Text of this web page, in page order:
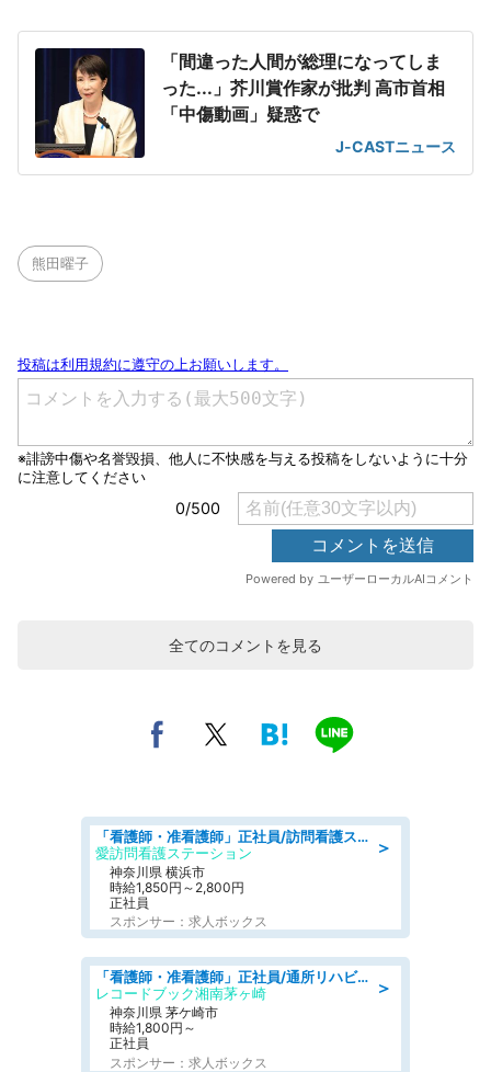
「間違った人間が総理になってしま
った...」芥川賞作家が批判 高市首相
「中傷動画」疑惑で
J-CASTニュース
熊田曜子
全てのコメントを見る
＞
「看護師・准看護師」正社員/訪問看護ステーション/正看護師
愛訪問看護ステーション
神奈川県 横浜市
時給1,850円～2,800円
正社員
スポンサー：求人ボックス
＞
「看護師・准看護師」正社員/通所リハビリテーション/普通自動車運転免許,正看護師,准看護師
レコードブック湘南茅ヶ崎
神奈川県 茅ケ崎市
時給1,800円～
正社員
スポンサー：求人ボックス